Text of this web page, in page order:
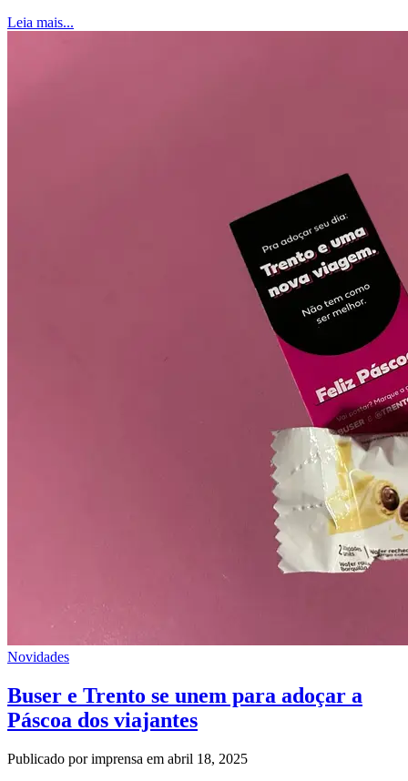
Leia mais...
Novidades
Buser e Trento se unem para adoçar a
Páscoa dos viajantes
Publicado por imprensa em abril 18, 2025